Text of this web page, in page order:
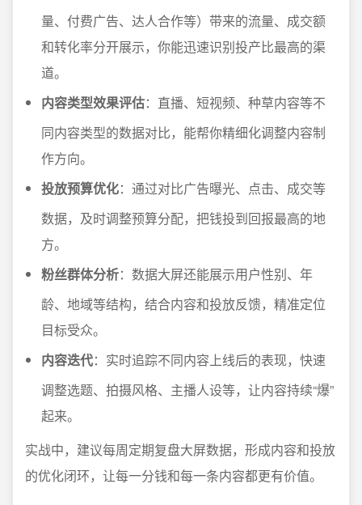
量、付费广告、达人合作等）带来的流量、成交额
和转化率分开展示，你能迅速识别投产比最高的渠
道。
内容类型效果评估：直播、短视频、种草内容等不
同内容类型的数据对比，能帮你精细化调整内容制
作方向。
投放预算优化：通过对比广告曝光、点击、成交等
数据，及时调整预算分配，把钱投到回报最高的地
方。
粉丝群体分析：数据大屏还能展示用户性别、年
龄、地域等结构，结合内容和投放反馈，精准定位
目标受众。
内容迭代：实时追踪不同内容上线后的表现，快速
调整选题、拍摄风格、主播人设等，让内容持续“爆”
起来。
实战中，建议每周定期复盘大屏数据，形成内容和投放
的优化闭环，让每一分钱和每一条内容都更有价值。